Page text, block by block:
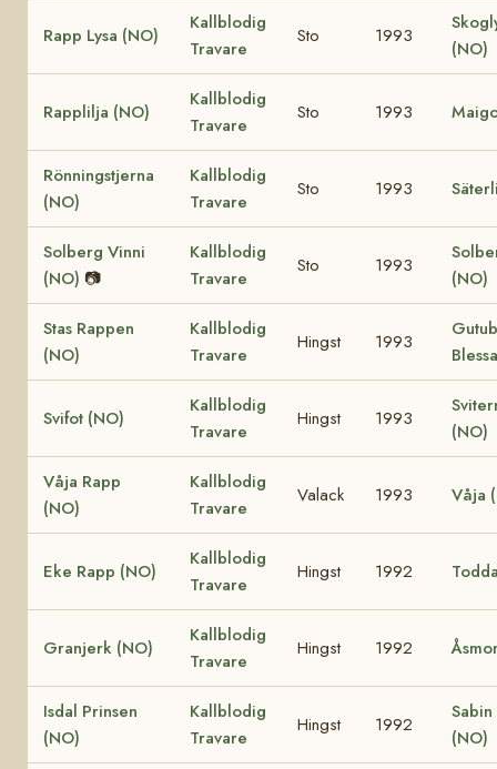
Rapp Lysa (NO)
Kallblodig
Travare
Sto 1993
(NO)
Rapplilja (NO)
Kallblodig
Travare
Sto 1993
Rönningstjerna
(NO)
Kallblodig
Travare
Sto 1993
Solberg Vinni
(NO) 📷
Kallblodig
Travare
Sto 1993
(NO)
Stas Rappen
(NO)
Kallblodig
Travare
Hingst 1993
Svifot (NO)
Kallblodig
Travare
Hingst 1993
(NO)
Våja Rapp
(NO)
Kallblodig
Travare
Valack 1993 Våja
Eke Rapp (NO)
Kallblodig
Travare
Hingst 1992
Granjerk (NO)
Kallblodig
Travare
Hingst 1992
Isdal Prinsen
(NO)
Kallblodig
Travare
Hingst 1992
Sabin
(NO)